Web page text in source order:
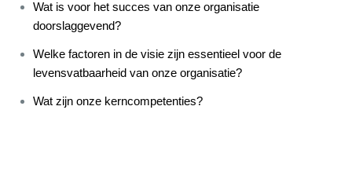
Wat is voor het succes van onze organisatie
doorslaggevend?
Welke factoren in de visie zijn essentieel voor de
levensvatbaarheid van onze organisatie?
Wat zijn onze kerncompetenties?